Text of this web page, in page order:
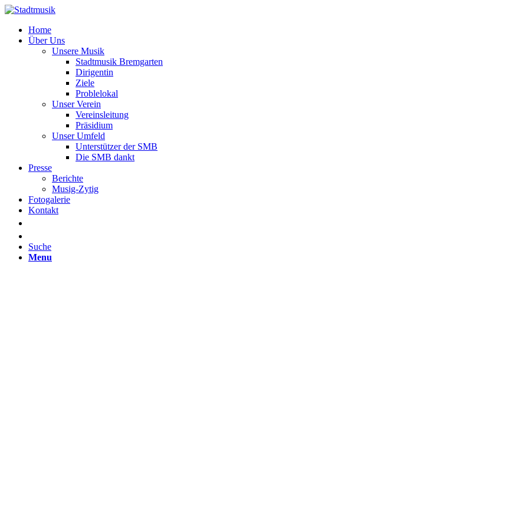
Home
Über Uns
Unsere Musik
Stadtmusik Bremgarten
Dirigentin
Ziele
Problelokal
Unser Verein
Vereinsleitung
Präsidium
Unser Umfeld
Unterstützer der SMB
Die SMB dankt
Presse
Berichte
Musig-Zytig
Fotogalerie
Kontakt
Suche
Menu